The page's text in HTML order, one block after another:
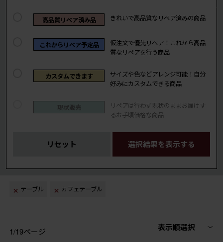
高品質リペア済み品 きれいで高品質なリペア済みの商品
これからリペア予定品
仮注文で優先リペア！これから高品
質なリペアを行う商品
カスタムできます
サイズや色などアレンジ可能！自分
好みにカスタムできる商品
現状販売
リペアは行わず現状のままお届けす
るお手頃価格な商品
リセット 選択結果を表示する
テーブル カフェテーブル
1/19ページ 表示順選択